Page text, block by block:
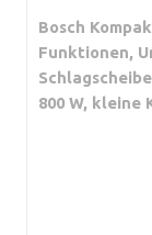
Bosch
Funktionen,
800 W, kleine